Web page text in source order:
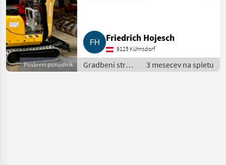
Poslovni ponudnik
Friedrich Hojesch
9125 Kühnsdorf
Gradbeni stroji
/ Mini bager
3 mesecev na spletu